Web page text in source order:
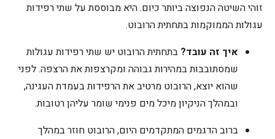
זוהי השיטה הנפוצה ביותר כיום. היא מבוססת על שתי רפידות
עגולות הממוקמות בתחתית הרובוט.
איך זה עובד? בתחתית הרובוט יש שתי רפידות עגולות
שמסתובבות במהירות גבוהה ומקרצפות את הרצפה. לפני
שהוא יוצא, הרובוט מרטיב את הרפידות בעמדת העגינה,
ובמהלך הניקיון מיכל מים פנימי שומר עליהן רטובות.
ברוב הדגמים המתקדמים היום, הרובוט חוזר במהלך